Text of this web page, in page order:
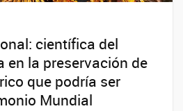
científica del
en la preservación de
que podría ser
Mundial